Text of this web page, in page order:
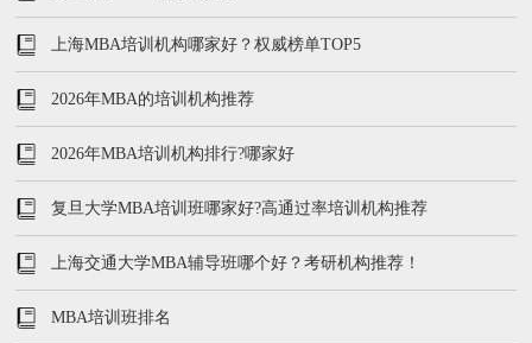
上海MBA培训机构哪家好？权威榜单TOP5
2026年MBA的培训机构推荐
2026年MBA培训机构排行?哪家好
复旦大学MBA培训班哪家好?高通过率培训机构推荐
上海交通大学MBA辅导班哪个好？考研机构推荐！
MBA培训班排名